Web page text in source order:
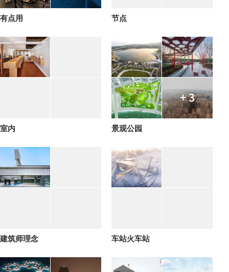
有点用 节点
室内
+ 3
景观公园
建筑师理念 车站火车站